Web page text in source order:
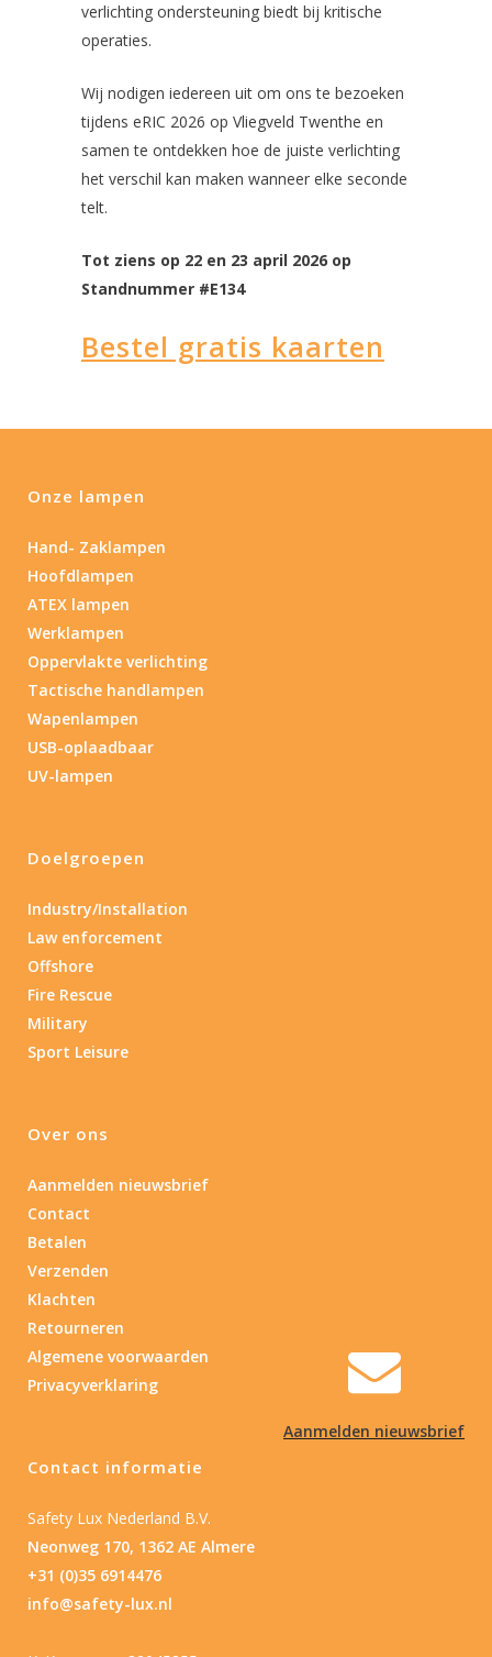
Aanmelden nieuwsbrief
verlichting ondersteuning biedt bij kritische
operaties.
Wij nodigen iedereen uit om ons te bezoeken
tijdens eRIC 2026 op Vliegveld Twenthe en
samen te ontdekken hoe de juiste verlichting
het verschil kan maken wanneer elke seconde
telt.
Tot ziens op 22 en 23 april 2026 op
Standnummer #E134
Bestel gratis kaarten
Onze lampen
Hand- Zaklampen
Hoofdlampen
ATEX lampen
Werklampen
Oppervlakte verlichting
Tactische handlampen
Wapenlampen
USB-oplaadbaar
UV-lampen
Doelgroepen
Industry/Installation
Law enforcement
Offshore
Fire Rescue
Military
Sport Leisure
Over ons
Aanmelden nieuwsbrief
Contact
Betalen
Verzenden
Klachten
Retourneren
Algemene voorwaarden
Privacyverklaring
Contact informatie
Safety Lux Nederland B.V.
Neonweg 170, 1362 AE Almere
+31 (0)35 6914476
info@safety-lux.nl